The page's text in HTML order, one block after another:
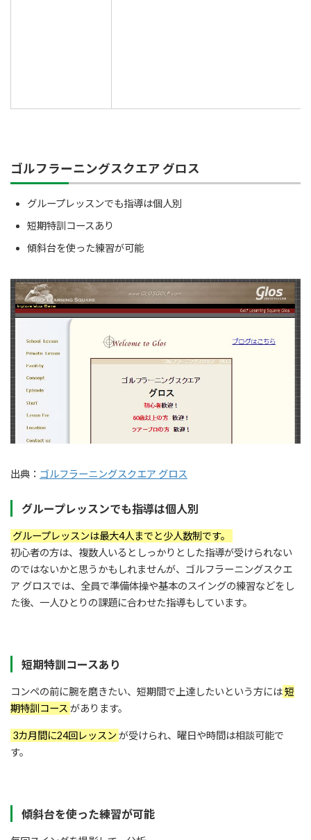
ゴルフラーニングスクエア グロス
グループレッスンでも指導は個人別
短期特訓コースあり
傾斜台を使った練習が可能
出典： ゴルフラーニングスクエア グロス
グループレッスンでも指導は個人別
グループレッスンは最大4人までと少人数制です。
初心者の方は、複数人いるとしっかりとした指導が受けられない
のではないかと思うかもしれませんが、ゴルフラーニングスクエ
ア グロスでは、全員で準備体操や基本のスイングの練習などをし
た後、一人ひとりの課題に合わせた指導もしています。
短期特訓コースあり
コンペの前に腕を磨きたい、短期間で上達したいという方には短
期特訓コース があります。
3カ月間に24回レッスン が受けられ、曜日や時間は相談可能で
す。
傾斜台を使った練習が可能